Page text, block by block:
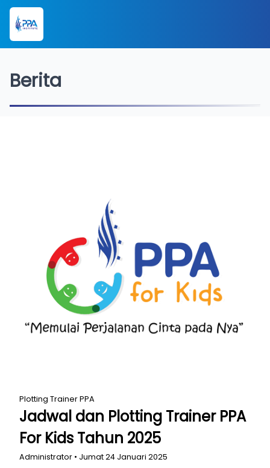
Berita
Plotting Trainer PPA
Jadwal dan Plotting Trainer PPA
For Kids Tahun 2025
Administrator • Jumat 24 Januari 2025